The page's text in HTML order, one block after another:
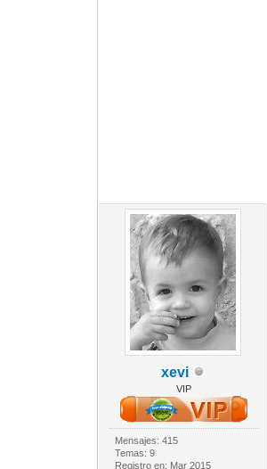
xevi
VIP
Mensajes: 415
Temas: 9
Registro en: Mar 2015